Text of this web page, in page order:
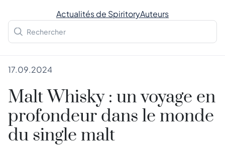
Actualités de SpiritoryAuteurs
17.09.2024
Malt Whisky : un voyage en
profondeur dans le monde
du single malt